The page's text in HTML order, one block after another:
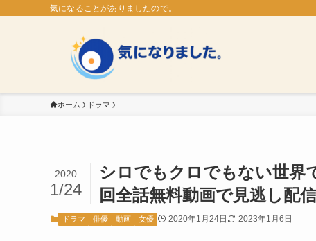
気になることがありましたので。
ホーム ドラマ
シロでもクロでもない世界
回全話無料動画で見逃し配信
2020
1/24
ドラマ 俳優 動画 女優 2020年1月24日 2023年1月6日